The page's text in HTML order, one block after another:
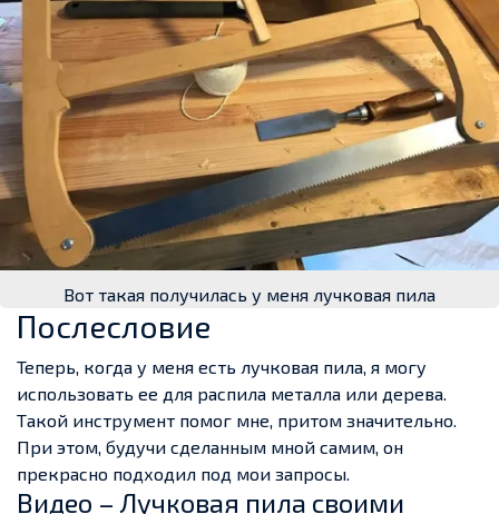
Вот такая получилась у меня лучковая пила
Послесловие
Теперь, когда у меня есть лучковая пила, я могу
использовать ее для распила металла или дерева.
Такой инструмент помог мне, притом значительно.
При этом, будучи сделанным мной самим, он
прекрасно подходил под мои запросы.
Видео – Лучковая пила своими